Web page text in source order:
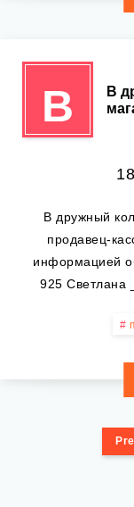
В
В
В дружный
продавец-
информацией
925 Светлана